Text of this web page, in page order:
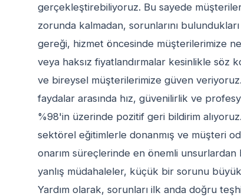
gerçekleştirebiliyoruz. Bu sayede
zorunda kalmadan, sorunlarını
gereği, hizmet öncesinde müşterilerimize
veya haksız fiyatlandırmalar kesinlikle söz
ve bireysel müşterilerimize güven
faydalar arasında hız, güvenilirlik ve
%98'in üzerinde pozitif geri bildirim
sektörel eğitimlerle donanmış ve müşteri
onarım süreçlerinde en önemli
yanlış müdahaleler, küçük bir sorunu
Yardım olarak, sorunları ilk anda doğru